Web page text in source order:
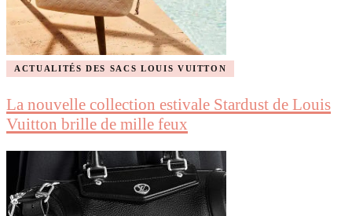
ACTUALITÉS DES SACS LOUIS VUITTON
La nouvelle collection estivale Stardust de Louis
Vuitton brille de mille feux